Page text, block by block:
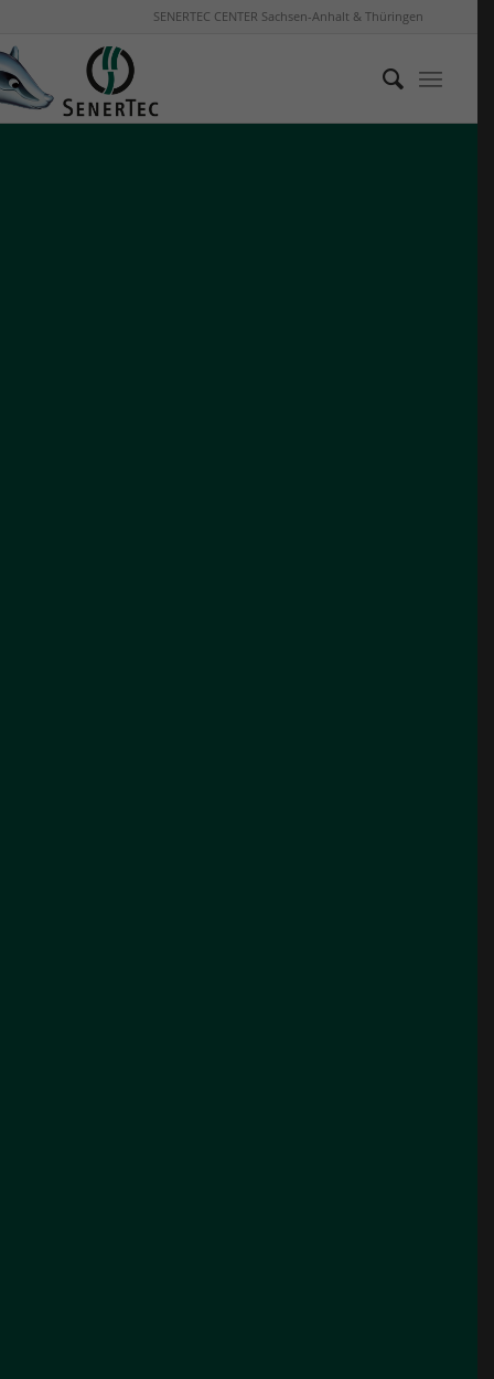
SENERTEC CENTER Sachsen-Anhalt & Thüringen